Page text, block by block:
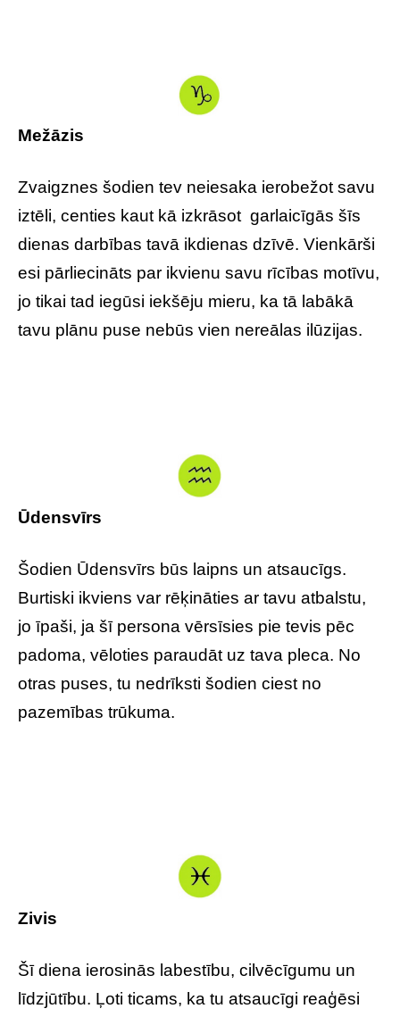
Mežāzis
Zvaigznes šodien tev neiesaka ierobežot savu
iztēli, centies kaut kā izkrāsot garlaicīgās šīs
dienas darbības tavā ikdienas dzīvē. Vienkārši
esi pārliecināts par ikvienu savu rīcības motīvu,
jo tikai tad iegūsi iekšēju mieru, ka tā labākā
tavu plānu puse nebūs vien nereālas ilūzijas.
Ūdensvīrs
Šodien Ūdensvīrs būs laipns un atsaucīgs.
Burtiski ikviens var rēķināties ar tavu atbalstu,
jo īpaši, ja šī persona vērsīsies pie tevis pēc
padoma, vēloties paraudāt uz tava pleca. No
otras puses, tu nedrīksti šodien ciest no
pazemības trūkuma.
Zivis
Šī diena ierosinās labestību, cilvēcīgumu un
līdzjūtību. Ļoti ticams, ka tu atsaucīgi reaģēsi